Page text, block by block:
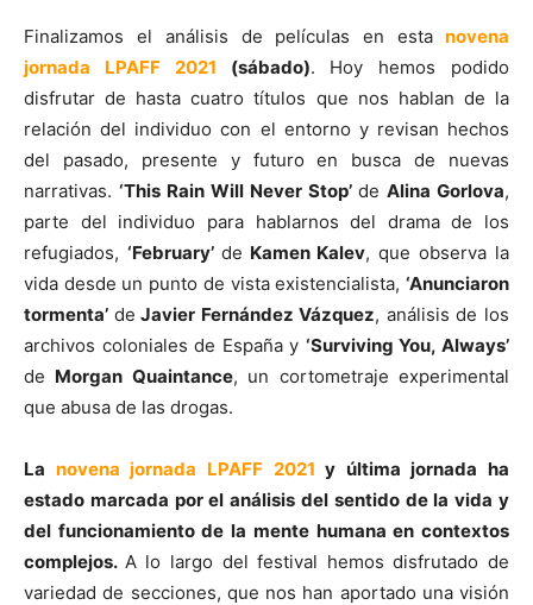
Finalizamos el análisis de películas en esta novena
jornada LPAFF 2021 (sábado). Hoy hemos podido
disfrutar de hasta cuatro títulos que nos hablan de la
relación del individuo con el entorno y revisan hechos
del pasado, presente y futuro en busca de nuevas
narrativas. ‘This Rain Will Never Stop’ de Alina Gorlova,
parte del individuo para hablarnos del drama de los
refugiados, ‘February’ de Kamen Kalev, que observa la
vida desde un punto de vista existencialista, ‘Anunciaron
tormenta’ de Javier Fernández Vázquez, análisis de los
archivos coloniales de España y ‘Surviving You, Always’
de Morgan Quaintance, un cortometraje experimental
que abusa de las drogas.
La novena jornada LPAFF 2021y última jornada ha
estado marcada por el análisis del sentido de la vida y
del funcionamiento de la mente humana en contextos
complejos. A lo largo del festival hemos disfrutado de
variedad de secciones, que nos han aportado una visión